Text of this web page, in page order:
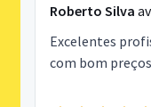
Roberto Silva
Excelentes
com bom